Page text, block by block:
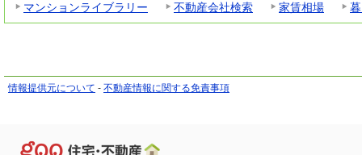
マンションライブラリー
不動産会社検索 家賃相場
情報提供元について - 不動産情報に関する免責事項